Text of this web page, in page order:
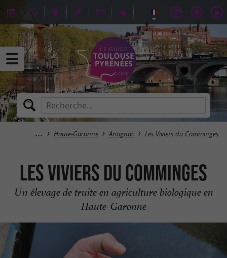
Haute-Garonne Antignac Les Viviers du Comminges
Les Viviers du Comminges
Un élevage de truite en agriculture biologique en
Haute-Garonne